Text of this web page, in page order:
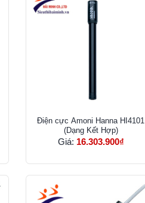
Điện cực Amoni Hanna HI4101
(Dạng Kết Hợp)
Giá: 16.303.900₫